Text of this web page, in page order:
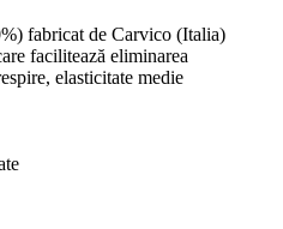
fabricat de Carvico (Italia)
facilitează eliminarea
elasticitate medie